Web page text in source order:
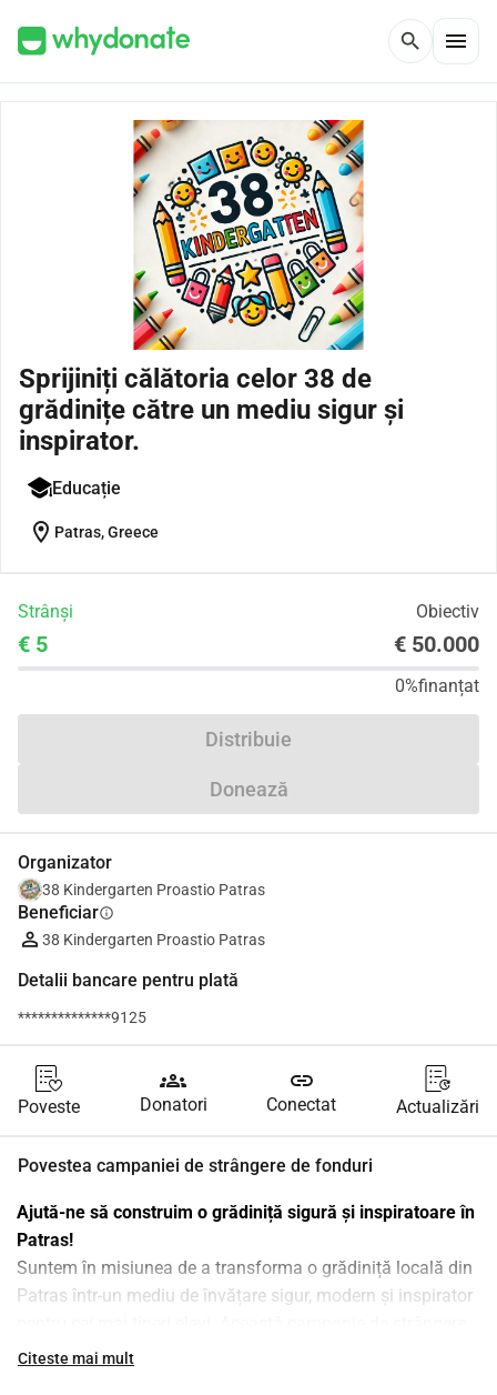
search menu
Sprijiniți călătoria celor 38 de
grădinițe către un mediu sigur și
inspirator.
Educație
location_on Patras, Greece
Strânși Obiectiv
€ 5 € 50.000
0%finanțat
Distribuie
Donează
Organizator
38 Kindergarten Proastio Patras
Beneficiarinfo
38 Kindergarten Proastio Patras
Detalii bancare pentru plată
**************9125
Poveste
groups
Donatori
link
Conectat Actualizări
Povestea campaniei de strângere de fonduri
Ajută-ne să construim o grădiniță sigură și inspiratoare în
Patras!
Suntem în misiunea de a transforma o grădiniță locală din
Patras într-un mediu de învățare sigur, modern și inspirator
de fonduri va ajuta la acoperirea costurilor pentru
Citeste mai mult